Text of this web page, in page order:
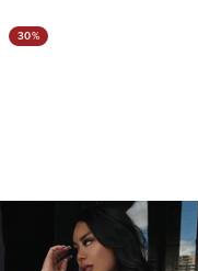
30%